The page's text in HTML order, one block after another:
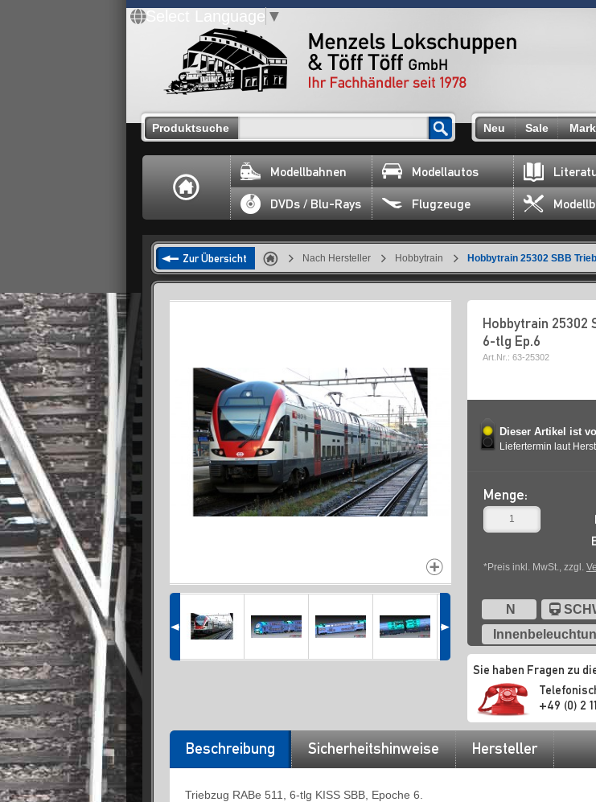
Select Language ▼
Produktsuche Neu Sale
Modellbahnen Modellautos
DVDs / Blu-Rays Flugzeuge
Zur Übersicht Nach Hersteller Hobbytrain Hobbytrain 25302 SBB
Hobbytrain 25302
6-tlg Ep.6
Art.Nr.: 63-25302
Dieser Artikel ist
Liefertermin laut
Menge:
*Preis inkl. MwSt., zzgl.
N
Sie haben Fragen zu
+49 (0) 2
Beschreibung Sicherheitshinweise Hersteller
Triebzug RABe 511, 6-tlg KISS SBB, Epoche 6.